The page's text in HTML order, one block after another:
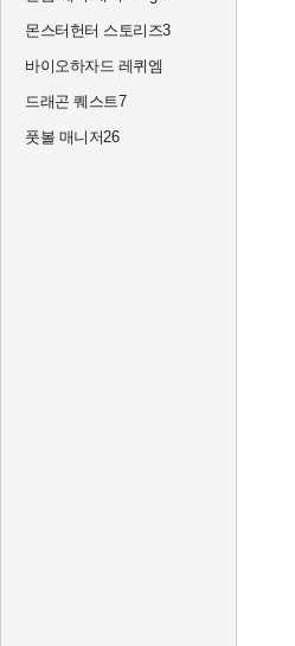
몬스터헌터 스토리즈3
바이오하자드 레퀴엠
드래곤 퀘스트7
풋볼 매니저26